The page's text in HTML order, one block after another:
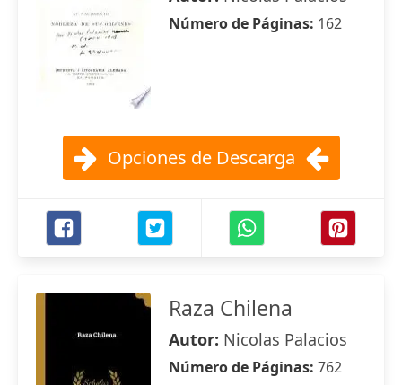
Número de Páginas: 162
Opciones de Descarga
Raza Chilena
Autor: Nicolas Palacios
Número de Páginas: 762